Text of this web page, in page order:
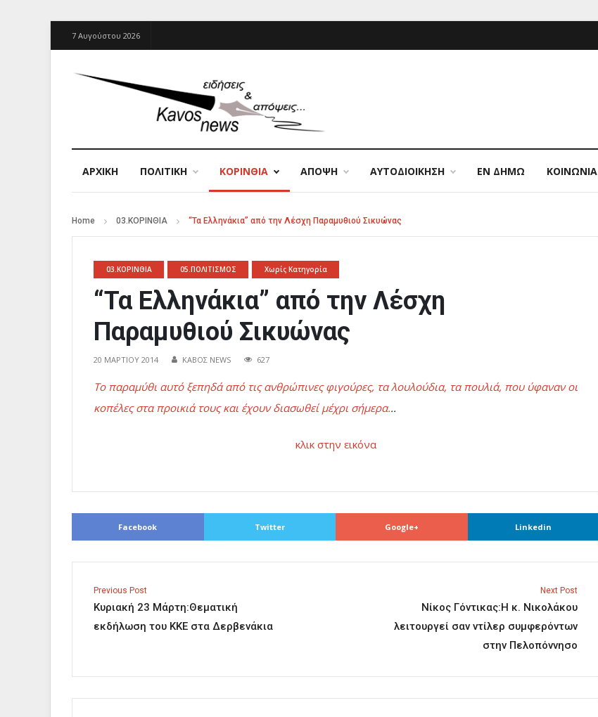
7 Αυγούστου 2026
ΑΡΧΙΚΉ ΠΟΛΙΤΙΚΗ ΚΟΡΙΝΘΙΑ ΑΠΟΨΗ ΑΥΤΟΔΙΟΙΚΗΣΗ ΕΝ ΔΗΜΩ ΚΟΙΝΩΝΙΑ
Home 03.ΚΟΡΙΝΘΙΑ “Τα Ελληνάκια” από την Λέσχη Παραμυθιού Σικυώνας
03.ΚΟΡΙΝΘΙΑ 05.ΠΟΛΙΤΙΣΜΟΣ Χωρίς Κατηγορία
“Τα Ελληνάκια” από την Λέσχη
Παραμυθιού Σικυώνας
20 ΜΑΡΤΊΟΥ 2014 ΚΑΒΟΣ NEWS 627
Το παραμύθι αυτό ξεπηδά από τις ανθρώπινες φιγούρες, τα λουλούδια, τα πουλιά, που ύφαναν οι
κοπέλες στα προικιά τους και έχουν διασωθεί μέχρι σήμερα...
κλικ στην εικόνα
Facebook Twitter Google+ Linkedin
Previous Post
Κυριακή 23 Μάρτη:Θεματική
εκδήλωση του ΚΚΕ στα Δερβενάκια
Next Post
Νίκος Γόντικας:Η κ. Νικολάκου
λειτουργεί σαν ντίλερ συμφερόντων
στην Πελοπόννησο